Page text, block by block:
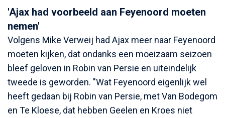
'Ajax had voorbeeld aan Feyenoord moeten
nemen'
Volgens Mike Verweij had Ajax meer naar Feyenoord
moeten kijken, dat ondanks een moeizaam seizoen
bleef geloven in Robin van Persie en uiteindelijk
tweede is geworden. "Wat Feyenoord eigenlijk wel
heeft gedaan bij Robin van Persie, met Van Bodegom
en Te Kloese, dat hebben Geelen en Kroes niet